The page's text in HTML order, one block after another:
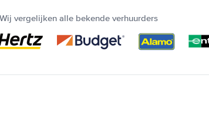
Wij vergelijken alle bekende verhuurders